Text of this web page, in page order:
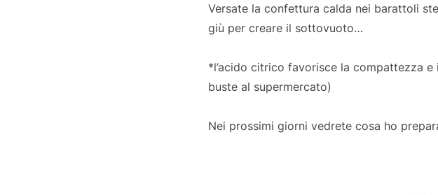
Versate la confettura calda nei barattoli
giù per creare il sottovuoto…
*l’acido citrico favorisce la compattezza
buste al supermercato)
Nei prossimi giorni vedrete cosa ho